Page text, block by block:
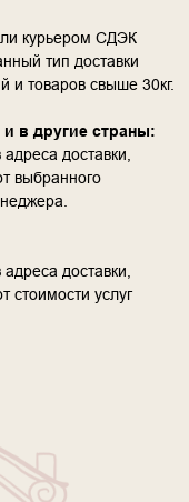
курьером СДЭК
тип доставки
и товаров свыше 30кг.
в другие страны:
доставки,
выбранного
доставки,
стоимости услуг